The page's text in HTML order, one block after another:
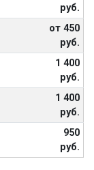
руб.
от 450
руб.
1 400
руб.
1 400
руб.
950
руб.